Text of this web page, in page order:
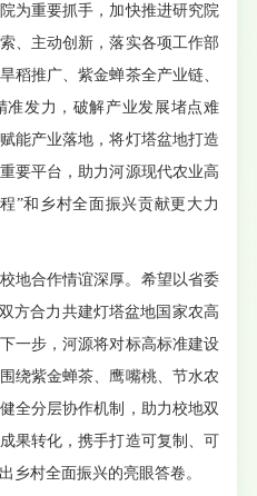
为重要抓手，加快推进研究院
、主动创新，落实各项工作部
稻推广、紫金蝉茶全产业链、
准发力，破解产业发展堵点难
能产业落地，将灯塔盆地打造
要平台，助力河源现代农业高
”和乡村全面振兴贡献更大力
地合作情谊深厚。希望以省委
方合力共建灯塔盆地国家农高
一步，河源将对标高标准建设
绕紫金蝉茶、鹰嘴桃、节水农
全分层协作机制，助力校地双
果转化，携手打造可复制、可
乡村全面振兴的亮眼答卷。